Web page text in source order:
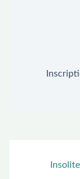
Insolite